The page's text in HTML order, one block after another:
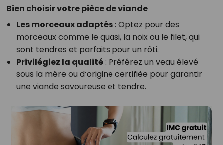
Bien choisir votre pièce de viande
Les morceaux adaptés: Optez pour des
morceaux comme le quasi, la noix ou le filet, qui
sont tendres et parfaits pour un rôti.
Privilégiez la qualité: Préférez un veau élevé
sous la mère ou d’origine certifiée pour garantir
une viande savoureuse et tendre.